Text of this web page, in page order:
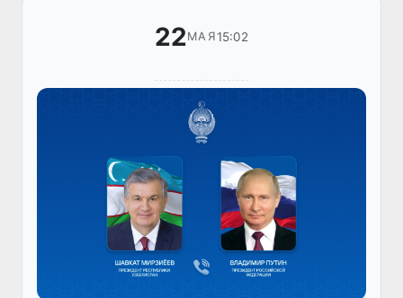
22МАЯ15:02